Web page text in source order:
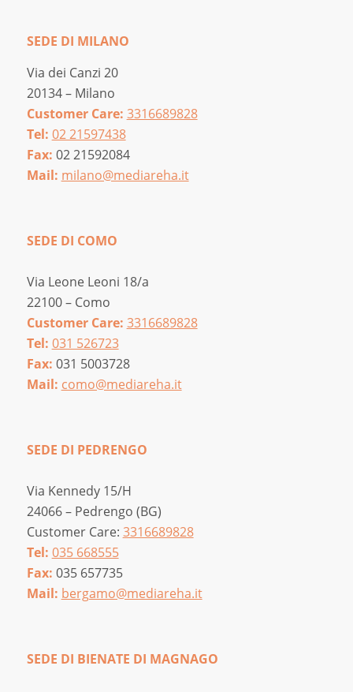
SEDE DI MILANO
Via dei Canzi 20
20134 – Milano
Customer Care: 3316689828
Tel: 02 21597438
Fax: 02 21592084
Mail: milano@mediareha.it
SEDE DI COMO
Via Leone Leoni 18/a
22100 – Como
Customer Care: 3316689828
Tel: 031 526723
Fax: 031 5003728
Mail: como@mediareha.it
SEDE DI PEDRENGO
Via Kennedy 15/H
24066 – Pedrengo (BG)
Customer Care: 3316689828
Tel: 035 668555
Fax: 035 657735
Mail: bergamo@mediareha.it
SEDE DI BIENATE DI MAGNAGO